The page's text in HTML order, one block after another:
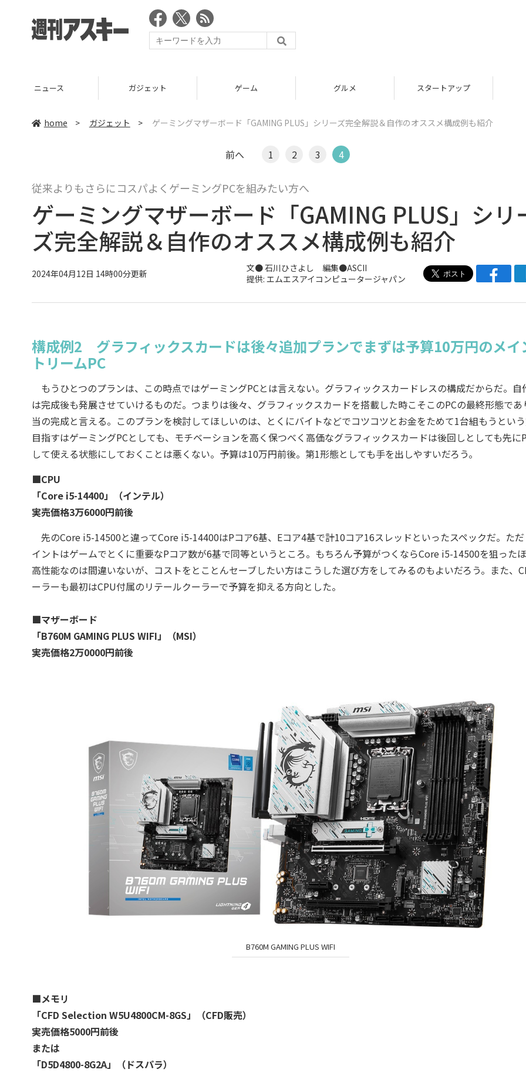
ニュース ガジェット ゲーム グルメ スタートアップ
home > ガジェット > ゲーミングマザーボード「GAMING PLUS」シリーズ完全解説＆自作のオススメ構成例も紹介
前へ 1 2 3 4
従来よりもさらにコスパよくゲーミングPCを組みたい方へ
ゲーミングマザーボード「GAMING PLUS」シリ
ズ完全解説＆自作のオススメ構成例も紹介
2024年04月12日 14時00分更新
文● 石川ひさよし 編集●ASCII
提供: エムエスアイコンピュータージャパン
構成例2 グラフィックスカードは後々追加プランでまずは予算10万円のメイ
トリームPC
もうひとつのプランは、この時点ではゲーミングPCとは言えない。グラフィックスカードレスの構成だからだ。自
は完成後も発展させていけるものだ。つまりは後々、グラフィックスカードを搭載した時こそこのPCの最終形態であ
当の完成と言える。このプランを検討してほしいのは、とくにバイトなどでコツコツとお金をためて1台組もうという
目指すはゲーミングPCとしても、モチベーションを高く保つべく高価なグラフィックスカードは後回しとしても先に
して使える状態にしておくことは悪くない。予算は10万円前後。第1形態としても手を出しやすいだろう。
■CPU
「Core i5-14400」（インテル）
実売価格3万6000円前後
先のCore i5-14500と違ってCore i5-14400はPコア6基、Eコア4基で計10コア16スレッドといったスペックだ。た
イントはゲームでとくに重要なPコア数が6基で同等というところ。もちろん予算がつくならCore i5-14500を狙った
高性能なのは間違いないが、コストをとことんセーブしたい方はこうした選び方をしてみるのもよいだろう。また、
ーラーも最初はCPU付属のリテールクーラーで予算を抑える方向とした。
■マザーボード
「B760M GAMING PLUS WIFI」（MSI）
実売価格2万0000円前後
B760M GAMING PLUS WIFI
■メモリ
「CFD Selection W5U4800CM-8GS」（CFD販売）
実売価格5000円前後
または
「D5D4800-8G2A」（ドスパラ）